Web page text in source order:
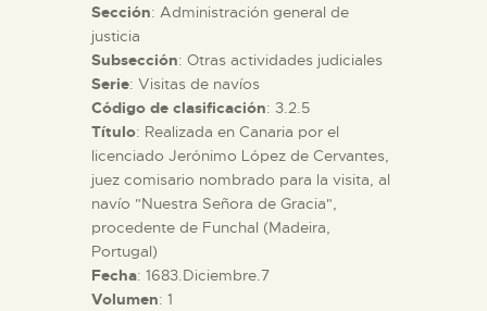
PREPARAR LA VISITA
ACTIVIDADES
█
EL MUSEO
COLECCIONES
Sección: Administración general de
justicia
Subsección: Otras actividades judiciales
Serie: Visitas de navíos
Código de clasificación: 3.2.5
Título: Realizada en Canaria por el
licenciado Jerónimo López de Cervantes,
juez comisario nombrado para la visita, al
navío "Nuestra Señora de Gracia",
procedente de Funchal (Madeira,
Portugal)
Fecha: 1683.Diciembre.7
Volumen: 1